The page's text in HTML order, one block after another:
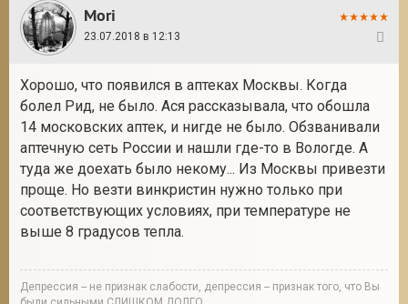
Mori
23.07.2018 в 12:13
Хорошо, что появился в аптеках Москвы. Когда
болел Рид, не было. Ася рассказывала, что обошла
14 московских аптек, и нигде не было. Обзванивали
аптечную сеть России и нашли где-то в Вологде. А
туда же доехать было некому... Из Москвы привезти
проще. Но везти винкристин нужно только при
соответствующих условиях, при температуре не
выше 8 градусов тепла.
Депрессия -- не признак слабости, депрессия -- признак того, что Вы